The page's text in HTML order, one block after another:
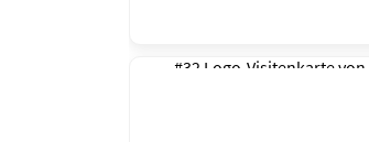
#32 Logo-Visitenkarte von